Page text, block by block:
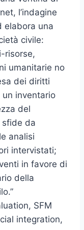
l’indagine
elabora una
civile:
risorse,
umanitarie no
dei diritti
inventario
del
sfide da
analisi
intervistati;
in favore di
della
SFM
integration,